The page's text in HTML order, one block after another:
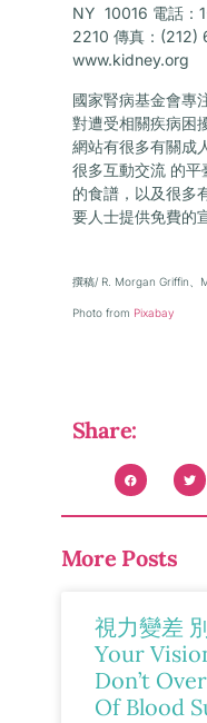
NY 10016 電話
2210 傳真：(212)
www.kidney.org
國家腎病基金會專
對遭受相關疾病困
網站有很多有關成
很多互動交流 的
的食譜，以及很多
要人士提供免費的
撰稿/ R. Morgan Griffin
Photo from Pixabay
Share:
More Posts
視力變差
Your
Don’t
Of Blood